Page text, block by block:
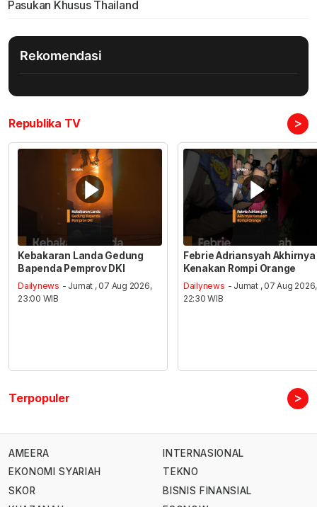
Pasukan Khusus Thailand
Rekomendasi
Republika TV >
Kebakaran Landa Gedung
Bapenda Pemprov DKI
Dailynews - Jumat , 07 Aug 2026,
23:00 WIB
Febrie Adriansyah Akhirnya
Kenakan Rompi Orange
Dailynews - Jumat , 07 Aug 2026,
22:30 WIB
Terpopuler >
AMEERA
EKONOMI SYARIAH
SKOR
INTERNASIONAL
TEKNO
BISNIS FINANSIAL